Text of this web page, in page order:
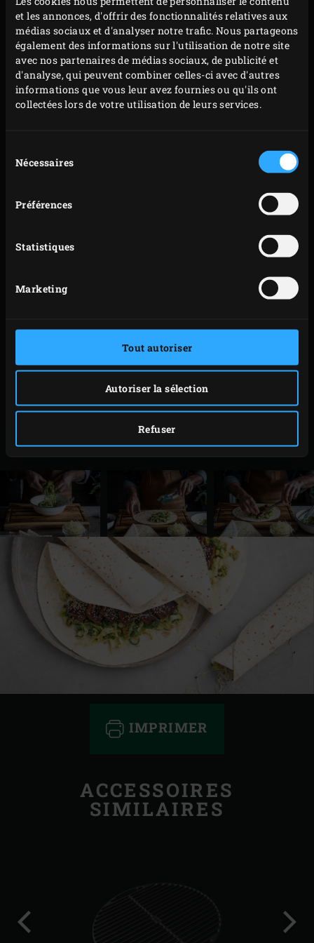
et les annonces, d'offrir des fonctionnalités relatives aux
médias sociaux et d'analyser notre trafic. Nous partageons
également des informations sur l'utilisation de notre site
avec nos partenaires de médias sociaux, de publicité et
d'analyse, qui peuvent combiner celles-ci avec d'autres
informations que vous leur avez fournies ou qu'ils ont
collectées lors de votre utilisation de leurs services.
duNécessaires
Préférences
Statistiques
Marketing
Tout autoriser
Autoriser la sélection
Refuser
piment rouge 8 minutes au total, en prenant soin de
les retourner toutes les 2 minutes. Faites griller les
sucrines 4 minutes côté coupe avant de les
retourner et de les faire griller une nouvelle fois
2 minutes. Faites griller les petits oignons verts
couvercle de l’EGG après chaque manipulation.
Faites monter la température du Big Green Egg à
250 °C. Profitez-en pour débiter les minifenouils
grillés en petites tranches, la laitue en fines lamelles
et les oignons verts et le piment rouge en petites
rondelles.
griller environ 1 minute sur chacun des deux côtés
l’intérieur. Débitez le thon en fines tranches et
arrosez-le de sauce soja.
Incorporez le wakame aux légumes grillés et
répartissez le mélange ainsi obtenu sur les wraps.
Garnissez de jeunes pousses de poireaux et de
tranches de thon. Pour finir, saupoudrez de graines
de sésame et roulez les wraps.
IMPRIMER
ACCESSOIRES
SIMILAIRES